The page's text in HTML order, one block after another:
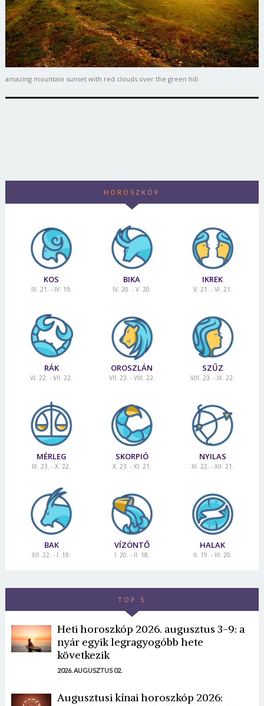
amazing mountain sunset with red clouds over the green hill
HOROSZKÓP
KOS
III. 21. - IV. 19.
BIKA
IV. 20. - V. 20.
IKREK
V. 21. - VI. 21.
RÁK
VI. 22. - VII. 22.
OROSZLÁN
VII. 23. - VIII. 22.
SZŰZ
VIII. 23. - IX. 22.
MÉRLEG
IX. 23. - X. 22.
SKORPIÓ
X. 23. - XI. 21.
NYILAS
XI. 22. - XII. 21.
BAK
XII. 22. - I. 19.
VÍZÖNTŐ
I. 20. - II. 18.
HALAK
II. 19. - III. 20.
TOP 5
Heti horoszkóp 2026. augusztus 3-9: a
nyár egyik legragyogóbb hete
következik
2026. AUGUSZTUS 02.
Augusztusi kínai horoszkóp 2026: